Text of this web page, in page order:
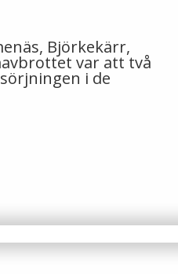
Björkekärr,
var att två
i de